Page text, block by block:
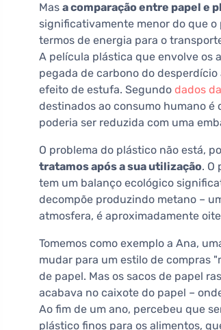
Mas a comparação entre papel e
significativamente menor do que o
termos de energia para o
A película plástica que envolve os
pegada de carbono do
efeito de estufa. Segundo dados
destinados ao consumo humano
poderia ser reduzida com uma
O problema do plástico não está,
tratamos após a sua utilização. O
tem um balanço ecológico
decompõe produzindo metano –
atmosfera, é aproximadamente
Tomemos como exemplo a Ana,
mudar para um estilo de compras
de papel. Mas os sacos de papel
acabava no caixote do papel –
Ao fim de um ano, percebeu que
plástico finos para os alimentos,